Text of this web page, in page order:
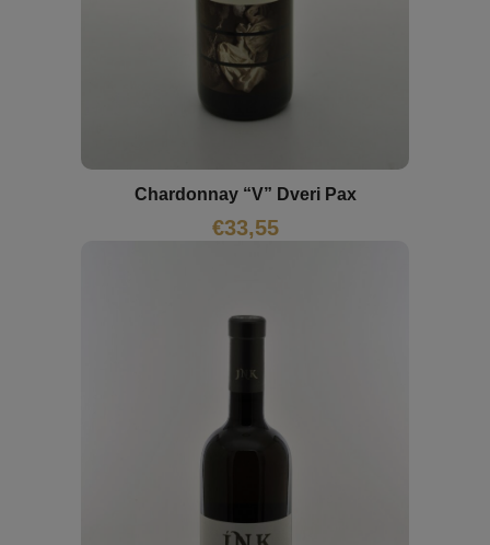
Chardonnay “V” Dveri Pax
€33,55